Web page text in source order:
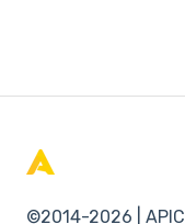
©2014-2026 |